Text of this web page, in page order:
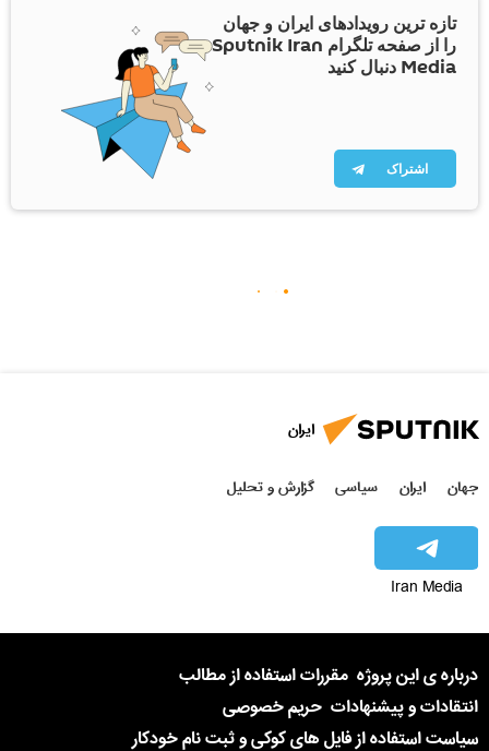
تازه ترین رویدادهای ایران و جهان
را از صفحه تلگرام Sputnik Iran
Media دنبال کنید
اشتراک
ایران
جهان ایران سیاسی گزارش و تحلیل
Iran Media
درباره ی این پروژه مقررات استفاده از مطالب
انتقادات و پیشنهادات حریم خصوصی
سیاست استفاده از فایل های کوکی و ثبت نام خودکار